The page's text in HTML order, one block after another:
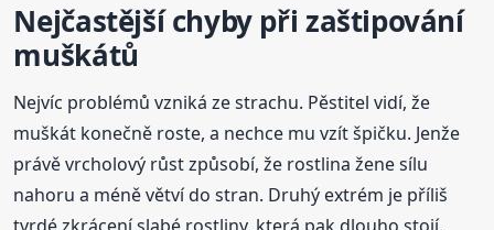
Nejčastější chyby při zaštipování
muškátů
Nejvíc problémů vzniká ze strachu. Pěstitel vidí, že
muškát konečně roste, a nechce mu vzít špičku. Jenže
právě vrcholový růst způsobí, že rostlina žene sílu
nahoru a méně větví do stran. Druhý extrém je příliš